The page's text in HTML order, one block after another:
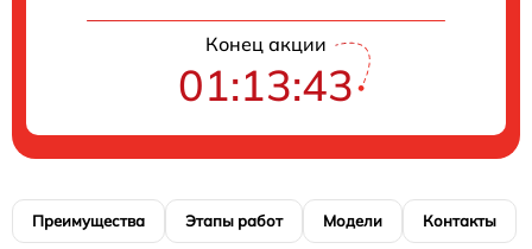
Конец акции
01:13:42
Преимущества Этапы работ Модели Контакты